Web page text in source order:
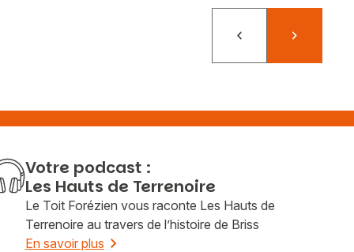
PrécédentSuivant
Votre podcast :
Les Hauts de Terrenoire
Le Toit Forézien vous raconte Les Hauts de
Terrenoire au travers de l’histoire de Briss
En savoir plus